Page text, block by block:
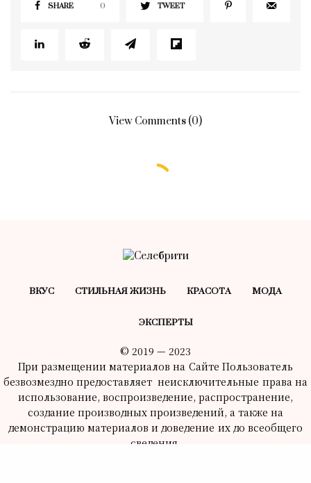
SHARE 0 TWEET
View Comments (0)
ВКУС СТИЛЬНАЯ ЖИЗНЬ КРАСОТA МОДА
ЭКСПЕРТЫ
© 2019 — 2023
При размещении материалов на Сайте Пользователь
безвозмездно предоставляет неисключительные права на
использование, воспроизведение, распространение,
создание производных произведений, а также на
демонстрацию материалов и доведение их до всеобщего
сведения.